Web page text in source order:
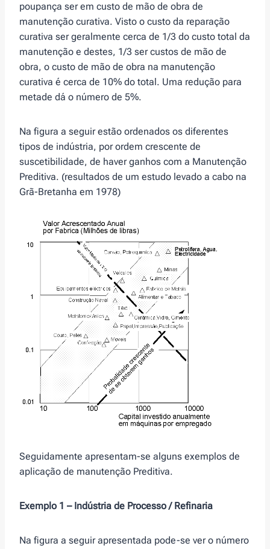
poupança ser em custo de mão de obra de
manutenção curativa. Visto o custo da reparação
curativa ser geralmente cerca de 1/3 do custo total da
manutenção e destes, 1/3 ser custos de mão de
obra, o custo de mão de obra na manutenção
curativa é cerca de 10% do total. Uma redução para
metade dá o número de 5%.
Na figura a seguir estão ordenados os diferentes
tipos de indústria, por ordem crescente de
suscetibilidade, de haver ganhos com a Manutenção
Preditiva. (resultados de um estudo levado a cabo na
Grã-Bretanha em 1978)
Seguidamente apresentam-se alguns exemplos de
aplicação de manutenção Preditiva.
Exemplo 1 – Indústria de Processo / Refinaria
Na figura a seguir apresentada pode-se ver o número